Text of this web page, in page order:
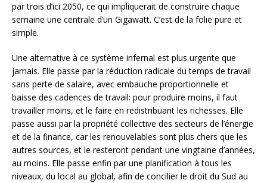
par trois d’ici 2050, ce qui impliquerait de construire chaque
semaine une centrale d’un Gigawatt. C’est de la folie pure et
simple.
Une alternative à ce système infernal est plus urgente que
jamais. Elle passe par la réduction radicale du temps de travail
sans perte de salaire, avec embauche proportionnelle et
baisse des cadences de travail: pour produire moins, il faut
travailler moins, et le faire en redistribuant les richesses. Elle
passe aussi par la propriété collective des secteurs de l’énergie
et de la finance, car les renouvelables sont plus chers que les
autres sources, et le resteront pendant une vingtaine d’années,
au moins. Elle passe enfin par une planification à tous les
niveaux, du local au global, afin de concilier le droit du Sud au